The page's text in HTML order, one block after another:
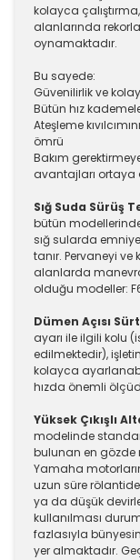
kolayca
alanlarında
oynamaktadır.
Bu sayede:
Güvenilirlik ve
Bütün hız
Ateşleme
ömrü
Bakım
avantajları ortaya
Sığ Suda Sürüş
bütün
sığ sularda
tanır. Pervaneyi ve
alanlarda
olduğu modeller:
Dümen Açısı
ayarı ile ilgili kolu
edilmektedir),
kolayca
hızda önemli
Yüksek Çıkışlı
modelinde
bulunan en gözde
Yamaha
uzun süre
ya da düşük
kullanılması
fazlasıyla
yer almaktadır.